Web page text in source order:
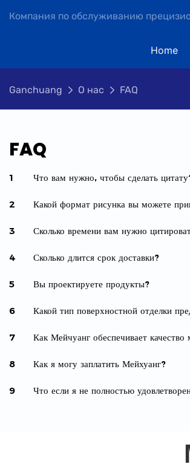
Компания по обслуживанию
Home
Ganchuang О нас FAQ
FAQ
1 Что вам нужно, чтобы сделать
2 Какой формат рисунка вы можете
3 Сколько времени вам нужно
4 Сколько длится срок доставки?
5 Вы проектируете продукты?
6 Какой тип поверхностной отделки
7 Как Мейчуанг обеспечивает качество
8 Как я могу заплатить Мейхуанг?
9 Что если я не полностью